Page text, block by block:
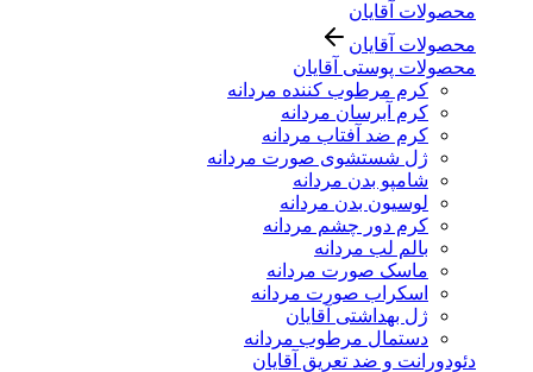
محصولات آقایان
محصولات آقایان
محصولات پوستی آقایان
کرم مرطوب کننده مردانه
کرم آبرسان مردانه
کرم ضد آفتاب مردانه
ژل شستشوی صورت مردانه
شامپو بدن مردانه
لوسیون بدن مردانه
کرم دور چشم مردانه
بالم لب مردانه
ماسک صورت مردانه
اسکراب صورت مردانه
ژل بهداشتی آقایان
دستمال مرطوب مردانه
دئودورانت و ضد تعریق آقایان